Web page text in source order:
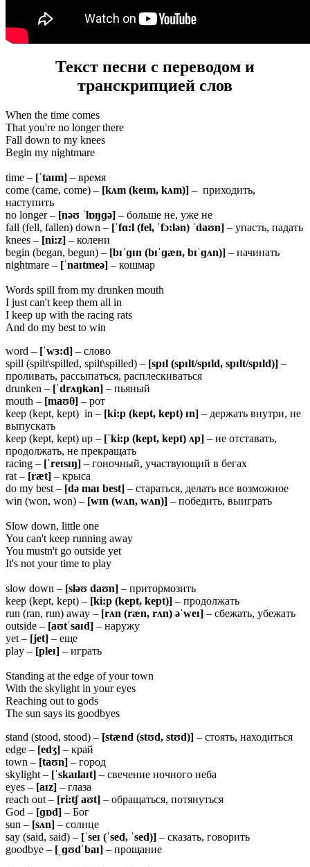
Текст песни с переводом и
транскрипцией слов
When the time comes
That you're no longer there
Fall down to my knees
Begin my nightmare
time – [ˈtaɪm] – время
come (came, come) – [kʌm (keɪm, kʌm)] – приходить,
наступить
no longer – [nəʊ ˈlɒŋɡə] – больше не, уже не
fall (fell, fallen) down – [ˈfɑ:l (fel, ˈfɔ:lən) ˈdaʊn] – упасть, падать
knees – [ni:z] – колени
begin (began, begun) – [bɪˈɡɪn (bɪˈɡæn, bɪˈɡʌn)] – начинать
nightmare – [ˈnaɪtmeə] – кошмар
Words spill from my drunken mouth
I just can't keep them all in
I keep up with the racing rats
And do my best to win
word – [ˈwɜ:d] – слово
spill (spilt\spilled, spilt\spilled) – [spɪl (spɪlt/spɪld, spɪlt/spɪld)] –
проливать, рассыпаться, расплескиваться
drunken – [ˈdrʌŋkən] – пьяный
mouth – [maʊθ] – рот
keep (kept, kept) in – [ki:p (kept, kept) ɪn] – держать внутри, не
выпускать
keep (kept, kept) up – [ˈki:p (kept, kept) ʌp] – не отставать,
продолжать, не прекращать
racing – [ˈreɪsɪŋ] – гоночный, участвующий в бегах
rat – [ræt] – крыса
do my best – [də maɪ best] – стараться, делать все возможное
win (won, won) – [wɪn (wʌn, wʌn)] – победить, выиграть
Slow down, little one
You can't keep running away
You mustn't go outside yet
It's not your time to play
slow down – [sləʊ daʊn] – притормозить
keep (kept, kept) – [ki:p (kept, kept)] – продолжать
run (ran, run) away – [rʌn (ræn, rʌn) əˈweɪ] – сбежать, убежать
outside – [aʊtˈsaɪd] – наружу
yet – [jet] – еще
play – [pleɪ] – играть
Standing at the edge of your town
With the skylight in your eyes
Reaching out to gods
The sun says its goodbyes
stand (stood, stood) – [stænd (stʊd, stʊd)] – стоять, находиться
edge – [edʒ] – край
town – [taʊn] – город
skylight – [ˈskaɪlaɪt] – свечение ночного неба
eyes – [aɪz] – глаза
reach out – [ri:tʃ aʊt] – обращаться, потянуться
God – [ɡɒd] – Бог
sun – [sʌn] – солнце
say (said, said) – [ˈseɪ (ˈsed, ˈsed)] – сказать, говорить
goodbye – [ˌɡʊdˈbaɪ] – прощание